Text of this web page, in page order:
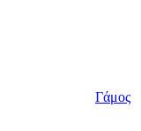
Γάμος